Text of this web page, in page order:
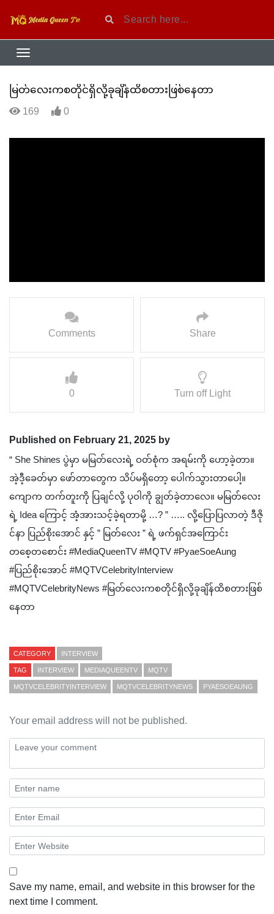
မြတ်လေးကစတိုင်ရှိလို့ခုချိန်ထိစတားဖြစ်နေတာ
169 0
Comments Share
0 Turn off Light
Published on February 21, 2025 by
“ She Shines ပွဲမှာ မမြတ်လေးရဲ့ ဝတ်စုံက အရမ်းကို ဟော့ခဲ့တာ။
အဲ့ဒီ့ခေတ်မှာ ဖော်တာတွေက သိပ်မရှိတော့ ပေါက်သွားတာပေါ့။
ကျောက တက်တူးကို ပြချင်လို့ ပုဝါကို ချွတ်ခဲ့တာလေ။ မမြတ်လေး
ရဲ့ Idea ကြောင့် အံ့အားသင့်ခဲ့ရတာမို့ …? ” ….. လို့ပြောပြလာတဲ့ ဒီဇို
င်နာ ပြည်စိုးအောင် နှင့် ” မြတ်လေး ” ရဲ့ ဖက်ရှင်အကြောင်း
တစေ့တစောင်း #MediaQueenTV #MQTV #PyaeSoeAung
#ပြည်စိုးအောင် #MQTVCelebrityInterview
#MQTVCelebrityNews #မြတ်လေးကစတိုင်ရှိလို့ခုချိန်ထိစတားဖြစ်
နေတာ
CATEGORY INTERVIEW
TAG INTERVIEW MEDIAQUEENTV MQTV
MQTVCELEBRITYINTERVIEW MQTVCELEBRITYNEWS PYAESOEAUNG
Your email address will not be published.
Save my name, email, and website in this browser for the
next time I comment.